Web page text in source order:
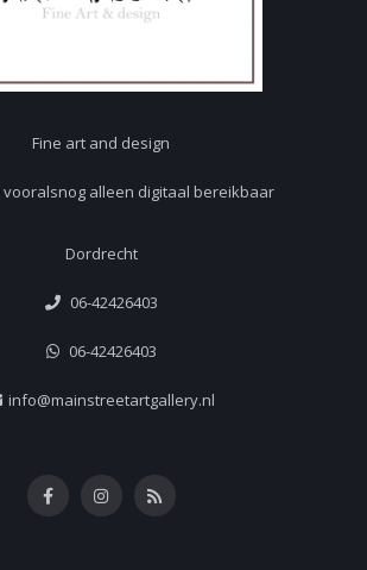
Fine art and design
vooralsnog alleen digitaal bereikbaar
Dordrecht
06-42426403
06-42426403
info@mainstreetartgallery.nl